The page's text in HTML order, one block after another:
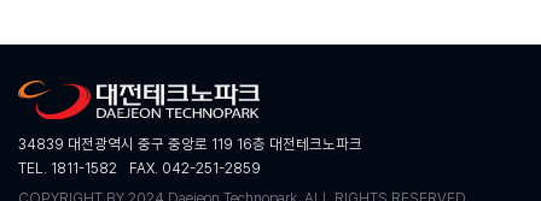
34839 대전광역시 중구 중앙로 119 16층 대전테크노파크
TEL. 1811-1582
FAX. 042-251-2859